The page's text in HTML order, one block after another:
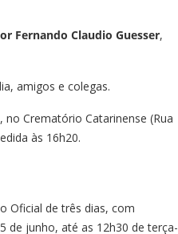
Fernando Claudio Guesser,
amigos e colegas.
Crematório Catarinense (Rua
às 16h20.
Oficial de três dias, com
de junho, até as 12h30 de terça-